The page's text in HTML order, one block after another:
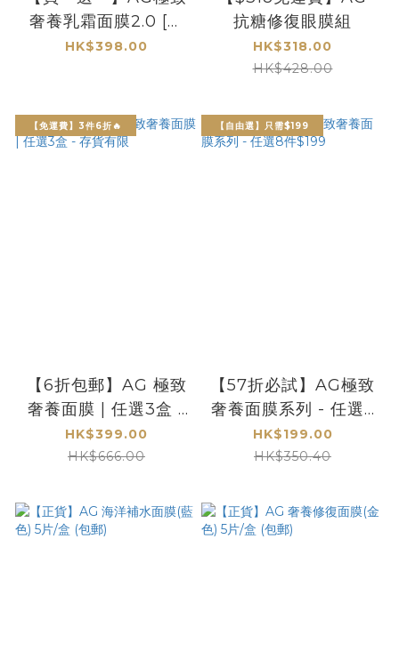
奢養乳霜面膜2.0 [包
郵]
HK$398.00
抗糖修復眼膜組
HK$318.00
HK$428.00
【免運費】3件6折🔥
【6折包郵】AG 極致
奢養面膜 | 任選3盒 -
存貨有限
HK$399.00
HK$666.00
【自由選】只需$199
【57折必試】AG極致
奢養面膜系列 - 任選8
件$199
HK$199.00
HK$350.40